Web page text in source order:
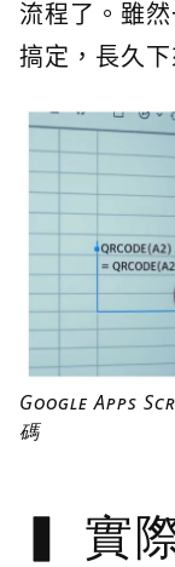
流程了。雖
搞定，長久
Google Apps
碼
實